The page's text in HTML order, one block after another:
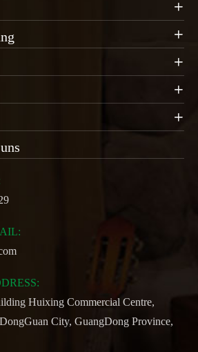





Huixing Commercial Centre,
City, GuangDong Province,